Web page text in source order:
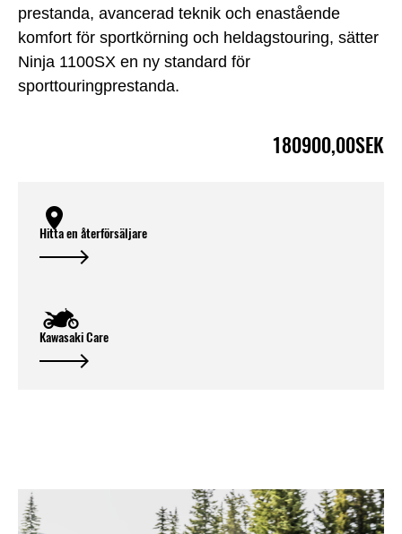
prestanda, avancerad teknik och enastående
komfort för sportkörning och heldagstouring, sätter
Ninja 1100SX en ny standard för
sporttouringprestanda.
180900,00SEK
Hitta en återförsäljare
Kawasaki Care